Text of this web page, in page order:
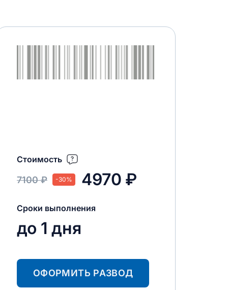
Стоимость
7100 ₽ -30% 4970 ₽
Сроки выполнения
до 1 дня
ОФОРМИТЬ РАЗВОД